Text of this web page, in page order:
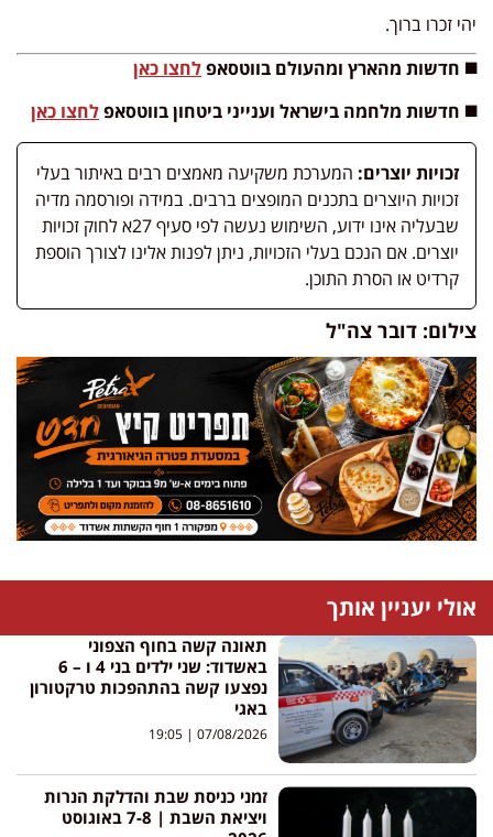
יהי זכרו ברוך.
◼️ חדשות מהארץ ומהעולם בווטסאפלחצו כאן
◼️ חדשות מלחמה בישראל וענייני ביטחון בווטסאפלחצו כאן
זכויות יוצרים: המערכת משקיעה מאמצים רבים באיתור בעלי
זכויות היוצרים בתכנים המופצים ברבים. במידה ופורסמה מדיה
שבעליה אינו ידוע, השימוש נעשה לפי סעיף 27א לחוק זכויות
יוצרים. אם הנכם בעלי הזכויות, ניתן לפנות אלינו לצורך הוספת
קרדיט או הסרת התוכן.
צילום: דובר צה"ל
אולי יעניין אותך
תאונה קשה בחוף הצפוני
באשדוד: שני ילדים בני 4 ו – 6
נפצעו קשה בהתהפכות טרקטורון
באגי
07/08/2026
זמני כניסת שבת והדלקת הנרות
ויציאת השבת | 7-8 באוגוסט